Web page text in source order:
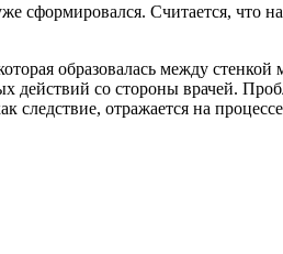
сформировался. Считается, что
образовалась между
действий со стороны врачей.
отражается на